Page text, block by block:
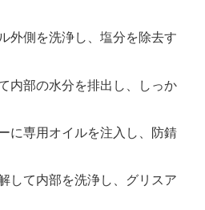
外側を洗浄し、塩分を除去す
内部の水分を排出し、しっか
に専用オイルを注入し、防錆
して内部を洗浄し、グリスア